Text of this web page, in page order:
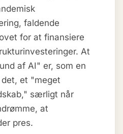
faldende
for at finansiere
At
af AI" er, som en
et "meget
særligt når
at
pres.